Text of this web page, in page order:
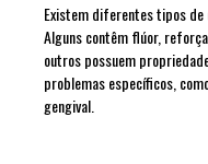
Existem diferentes tipos de
Alguns contêm flúor,
outros possuem
problemas específicos,
gengival.